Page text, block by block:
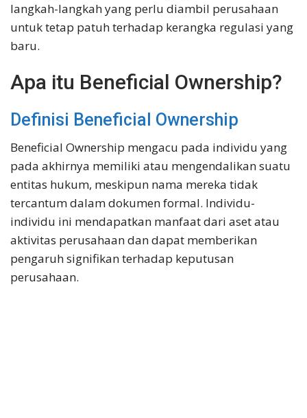
langkah-langkah yang perlu diambil perusahaan
untuk tetap patuh terhadap kerangka regulasi yang
baru.
Apa itu Beneficial Ownership?
Definisi Beneficial Ownership
Beneficial Ownership mengacu pada individu yang
pada akhirnya memiliki atau mengendalikan suatu
entitas hukum, meskipun nama mereka tidak
tercantum dalam dokumen formal. Individu-
individu ini mendapatkan manfaat dari aset atau
aktivitas perusahaan dan dapat memberikan
pengaruh signifikan terhadap keputusan
perusahaan.